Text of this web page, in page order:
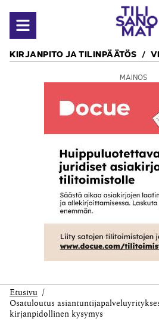
Avaa valikko
KIRJANPITO JA TILINPÄÄTÖS
MAINOS
Etusivu
Osatuloutus
kirjanpidollinen kysymys